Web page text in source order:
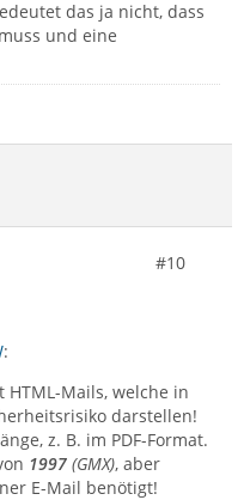
das ja nicht, dass
und eine
#10
:
HTML-Mails, welche in
darstellen!
z. B. im PDF-Format.
1997 (GMX), aber
E-Mail benötigt!